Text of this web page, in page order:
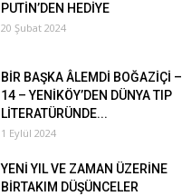
PUTİN’DEN HEDİYE
20 Şubat 2024
BİR BAŞKA ÂLEMDİ BOĞAZİÇİ –
14 – YENİKÖY’DEN DÜNYA TIP
LİTERATÜRÜNDE...
1 Eylül 2024
YENİ YIL VE ZAMAN ÜZERİNE
BİRTAKIM DÜŞÜNCELER